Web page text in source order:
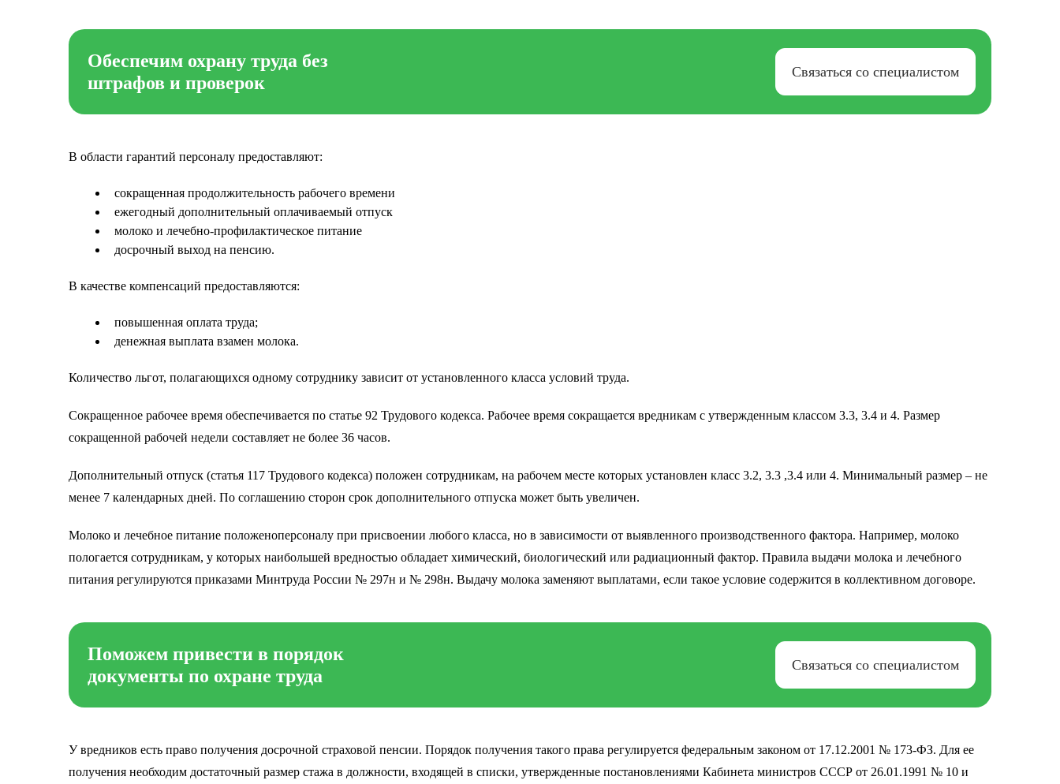
Обеспечим охрану труда без
штрафов и проверок
Связаться со специалистом
В области гарантий персоналу предоставляют:
сокращенная продолжительность рабочего времени
ежегодный дополнительный оплачиваемый отпуск
молоко и лечебно-профилактическое питание
досрочный выход на пенсию.
В качестве компенсаций предоставляются:
повышенная оплата труда;
денежная выплата взамен молока.
Количество льгот, полагающихся одному сотруднику зависит от установленного класса условий труда.
Сокращенное рабочее время обеспечивается по статье 92 Трудового кодекса. Рабочее время сокращается вредникам с утвержденным классом 3.3, 3.4 и 4. Размер
сокращенной рабочей недели составляет не более 36 часов.
Дополнительный отпуск (статья 117 Трудового кодекса) положен сотрудникам, на рабочем месте которых установлен класс 3.2, 3.3 ,3.4 или 4. Минимальный размер – не
менее 7 календарных дней. По соглашению сторон срок дополнительного отпуска может быть увеличен.
Молоко и лечебное питание положеноперсоналу при присвоении любого класса, но в зависимости от выявленного производственного фактора. Например, молоко
пологается сотрудникам, у которых наибольшей вредностью обладает химический, биологический или радиационный фактор. Правила выдачи молока и лечебного
питания регулируются приказами Минтруда России № 297н и № 298н. Выдачу молока заменяют выплатами, если такое условие содержится в коллективном договоре.
Поможем привести в порядок
документы по охране труда
Связаться со специалистом
У вредников есть право получения досрочной страховой пенсии. Порядок получения такого права регулируется федеральным законом от 17.12.2001 № 173-ФЗ. Для ее
получения необходим достаточный размер стажа в должности, входящей в списки, утвержденные постановлениями Кабинета министров СССР от 26.01.1991 № 10 и